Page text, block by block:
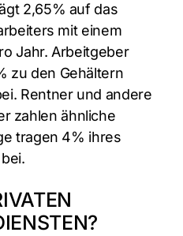
2,65% auf das
mit einem
Jahr. Arbeitgeber
zu den Gehältern
Rentner und andere
zahlen ähnliche
tragen 4% ihres